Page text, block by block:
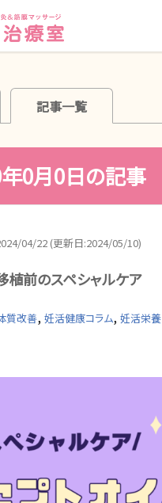
記事一覧
0月0日の記事
04/22 (更新日:2024/05/10)
植前のスペシャルケア
質改善, 妊活健康コラム, 妊活栄養